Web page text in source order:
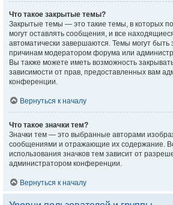
Что такое закрытые темы?
Закрытые темы — это такие темы, в которых
могут оставлять сообщения, и все
автоматически завершаются. Темы могут быть
причинам модератором форума или
Вы также можете иметь возможность
зависимости от прав, предоставленных вам
конференции.
Вернуться к началу
Что такое значки тем?
Значки тем — это выбранные авторами
сообщениями и отражающие их содержание.
использования значков тем зависит от
администратором конференции.
Вернуться к началу